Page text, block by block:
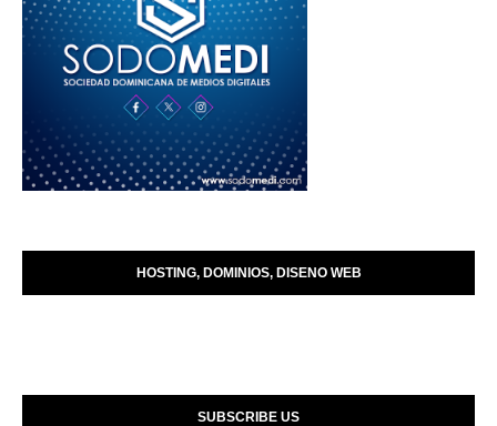
HOSTING, DOMINIOS, DISENO WEB
SUBSCRIBE US